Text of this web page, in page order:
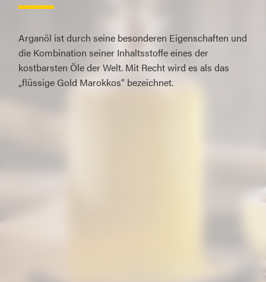
Arganöl ist durch seine besonderen Eigenschaften und
die Kombination seiner Inhaltsstoffe eines der
kostbarsten Öle der Welt. Mit Recht wird es als das
„flüssige Gold Marokkos“ bezeichnet.